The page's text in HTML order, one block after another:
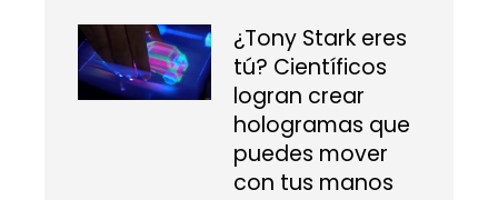
¿Tony Stark eres
tú? Científicos
logran crear
hologramas que
puedes mover
con tus manos